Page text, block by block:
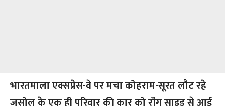
भारतमाला एक्सप्रेस-वे पर मचा कोहराम-सूरत लौट रहे